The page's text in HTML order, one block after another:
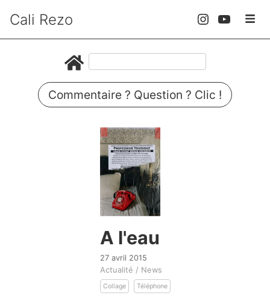
Cali Rezo
Commentaire ? Question ? Clic !
A l'eau
27 avril 2015
Actualité / News
Collage Téléphone